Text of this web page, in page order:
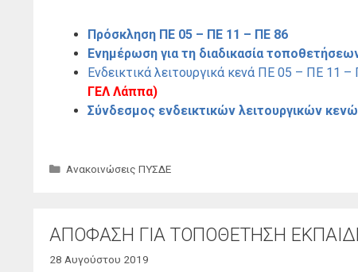
Πρόσκληση ΠΕ 05 – ΠΕ 11 – ΠΕ 86
Ενημέρωση για τη διαδικασία
Ενδεικτικά λειτουργικά κενά ΠΕ 05 – ΠΕ
ΓΕΛ Λάππα)
Σύνδεσμος ενδεικτικών λειτουργικών
Κατηγορίες
Ανακοινώσεις ΠΥΣΔΕ
ΑΠΟΦΑΣΗ ΓΙΑ ΤΟΠΟΘΕΤΗΣΗ
28 Αυγούστου 2019